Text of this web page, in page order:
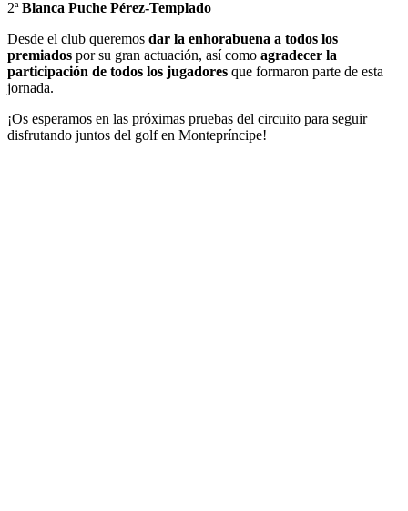
2ªBlanca Puche Pérez-Templado
Desde el club queremos dar la enhorabuena a todos los
premiados por su gran actuación, así como agradecer la
participación de todos los jugadores que formaron parte de esta
jornada.
¡Os esperamos en las próximas pruebas del circuito para seguir
disfrutando juntos del golf en Montepríncipe!